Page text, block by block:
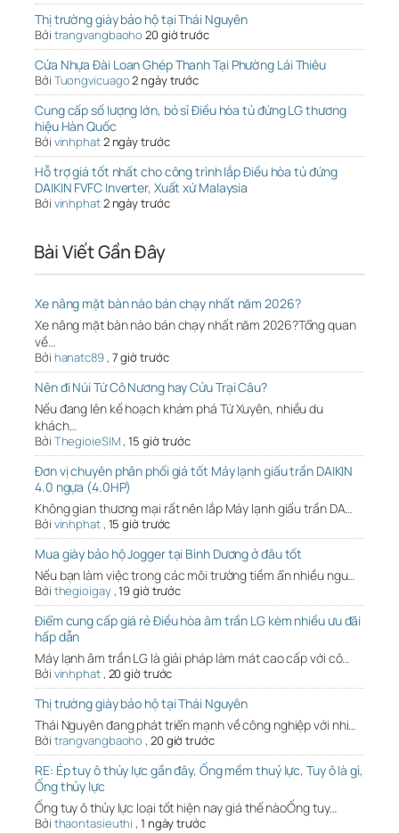
Thị trường giày bảo hộ tại Thái Nguyên
Bởi trangvangbaoho 20 giờ trước
Cửa Nhựa Đài Loan Ghép Thanh Tại Phường Lái Thiêu
Bởi Tuongvicuago2 ngày trước
Cung cấp số lượng lớn, bỏ sỉ Điều hòa tủ đứng LG thương
hiệu Hàn Quốc
Bởi vinhphat2 ngày trước
Hỗ trợ giá tốt nhất cho công trình lắp Điều hòa tủ đứng
DAIKIN FVFC Inverter, Xuất xứ Malaysia
Bởi vinhphat2 ngày trước
Bài Viết Gần Đây
Xe nâng mặt bàn nào bán chạy nhất năm 2026?
Xe nâng mặt bàn nào bán chạy nhất năm 2026?Tổng quan
về…
Bởi hanatc89, 7 giờ trước
Nên đi Núi Tứ Cô Nương hay Cửu Trại Câu?
Nếu đang lên kế hoạch khám phá Tứ Xuyên, nhiều du
khách…
Bởi ThegioieSIM,15 giờ trước
Đơn vị chuyên phân phối giá tốt Máy lạnh giấu trần DAIKIN
4.0 ngựa (4.0HP)
Không gian thương mại rất nên lắp Máy lạnh giấu trần DA…
Bởi vinhphat, 15 giờ trước
Mua giày bảo hộ Jogger tại Bình Dương ở đâu tốt
Nếu bạn làm việc trong các môi trường tiềm ẩn nhiều ngu…
Bởi thegioigay,19 giờ trước
Điểm cung cấp giá rẻ Điều hòa âm trần LG kèm nhiều ưu đãi
hấp dẫn
Máy lạnh âm trần LG là giải pháp làm mát cao cấp với cô…
Bởi vinhphat, 20 giờ trước
Thị trường giày bảo hộ tại Thái Nguyên
Thái Nguyên đang phát triển mạnh về công nghiệp với nhi…
Bởi trangvangbaoho , 20 giờ trước
RE: Ép tuy ô thủy lực gần đây, Ống mềm thuỷ lực, Tuy ô là gì,
Ống thủy lực
Ống tuy ô thủy lực loại tốt hiện nay giá thế nàoỐng tuy…
Bởi thaontasieuthi , 1 ngày trước